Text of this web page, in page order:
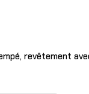
revêtement